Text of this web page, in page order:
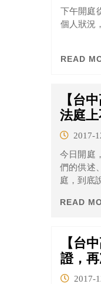
下午開庭
個人狀況
READ
【台
法庭
2017-
今日開庭
們的供述
庭，到底
READ
【台
證，
2017-